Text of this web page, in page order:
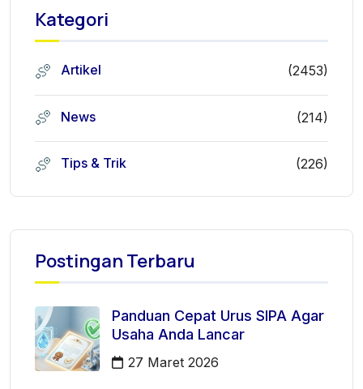
Kategori
Artikel (2453)
News (214)
Tips & Trik (226)
Postingan Terbaru
Panduan Cepat Urus SIPA Agar
Usaha Anda Lancar
27 Maret 2026